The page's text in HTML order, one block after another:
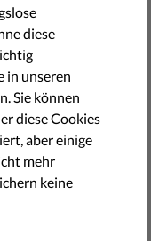
diese
in unseren
Sie können
diese Cookies
aber einige
mehr
keine